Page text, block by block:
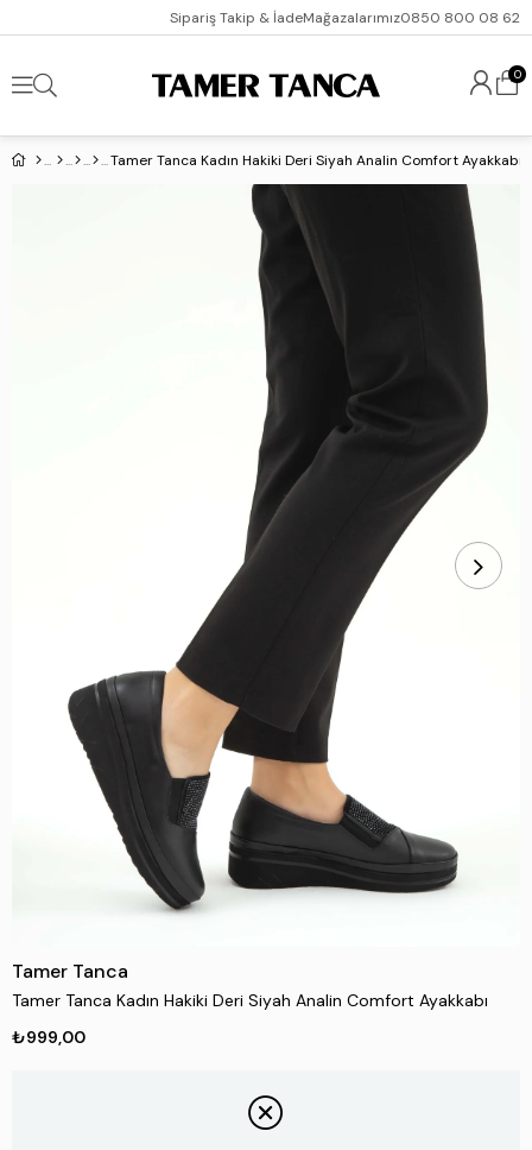
Sipariş Takip & İadeMağazalarımız0850 800 08 62
0
Tamer Tanca Kadın Hakiki Deri Siyah Analin Comfort Ayakkabı
Tamer Tanca
Tamer Tanca Kadın Hakiki Deri Siyah Analin Comfort Ayakkabı
₺999,00